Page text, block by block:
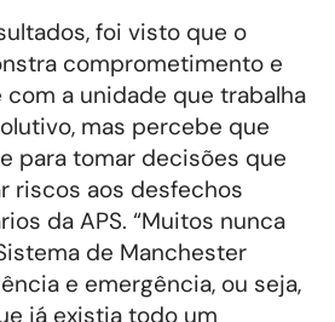
foi visto que o
comprometimento e
a unidade que trabalha
mas percebe que
para tomar decisões que
riscos aos desfechos
da APS. “Muitos nunca
de Manchester
e emergência, ou seja,
já existia todo um